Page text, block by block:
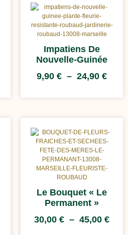
Impatiens De
Nouvelle-Guinée
9,90 € – 24,90 €
Le Bouquet « Le
Permanent »
30,00 € – 45,00 €